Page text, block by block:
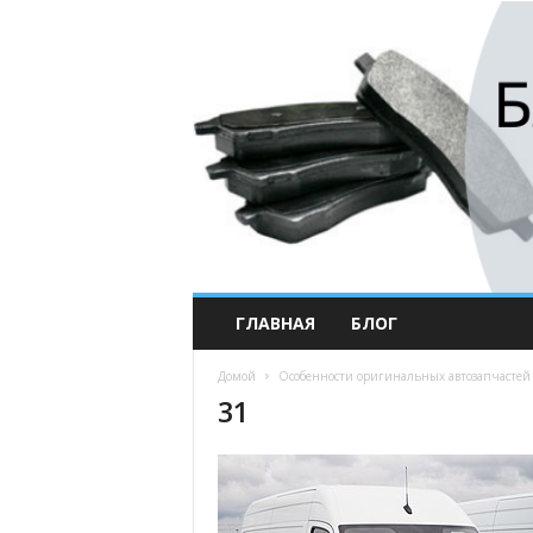
ГЛАВНАЯ БЛОГ
Домой Особенности оригинальных автозапчастей
31